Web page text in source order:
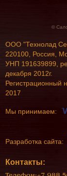
©
ООО "Технолад
220100, Россия,
УНП 191639899,
декабря 2012г.
Регистрационный
2017
Мы принимаем:
Разработка сайта:
Контакты: